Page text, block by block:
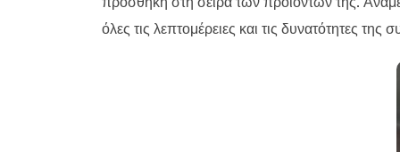
όλες τις λεπτομέρειες και τις δυνατότητες της